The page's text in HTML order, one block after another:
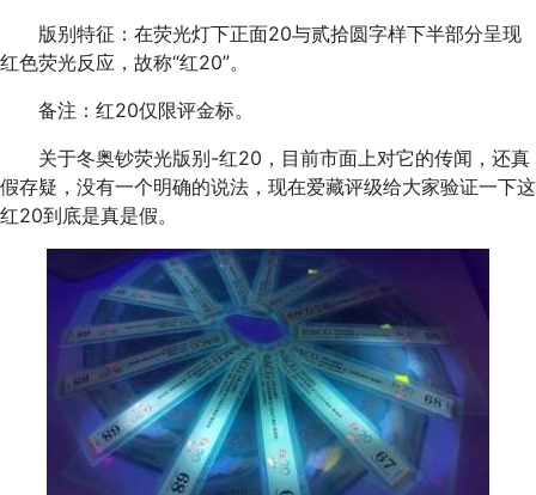
版别特征：在荧光灯下正面20与贰拾圆字样下半部分呈现
红色荧光反应，故称“红20”。
备注：红20仅限评金标。
关于冬奥钞荧光版别-红20，目前市面上对它的传闻，还真
假存疑，没有一个明确的说法，现在爱藏评级给大家验证一下这
红20到底是真是假。